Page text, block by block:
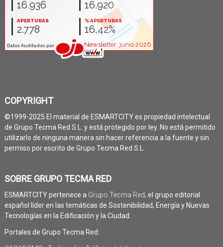
COPYRIGHT
©1999-2025 El material de ESMARTCITY es propiedad intelectual
de Grupo Tecma Red S.L. y está protegido por ley. No está permitido
utilizarlo de ninguna manera sin hacer referencia a la fuente y sin
permiso por escrito de Grupo Tecma Red S.L.
SOBRE GRUPO TECMA RED
ESMARTCITY pertenece a Grupo Tecma Red, el grupo editorial
español líder en las temáticas de Sostenibilidad, Energía y Nuevas
Tecnologías en la Edificación y la Ciudad.
Portales de Grupo Tecma Red: